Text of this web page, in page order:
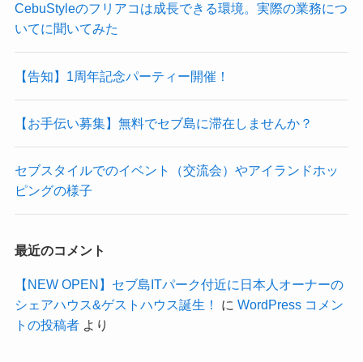
CebuStyleのフリアコは成長できる環境。実際の業務につ
いてに聞いてみた
【告知】1周年記念パーティー開催！
【お手伝い募集】無料でセブ島に滞在しませんか？
セブスタイルでのイベント（交流会）やアイランドホッ
ピングの様子
最近のコメント
【NEW OPEN】セブ島ITパーク付近に日本人オーナーの
シェアハウス&ゲストハウス誕生！
に WordPress コメン
トの投稿者より